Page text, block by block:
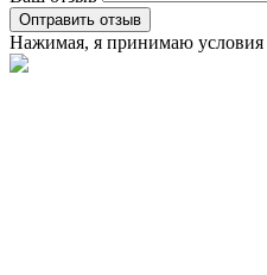
Оптравить отзыв
Нажимая, я принимаю условия